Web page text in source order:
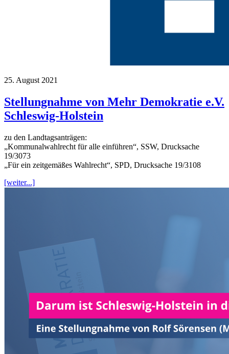
25. August 2021
Stellungnahme von Mehr Demokratie e.V.
Schleswig-Holstein
zu den Landtagsanträgen:
„Kommunalwahlrecht für alle einführen“, SSW, Drucksache
19/3073
„Für ein zeitgemäßes Wahlrecht“, SPD, Drucksache 19/3108
[weiter...]